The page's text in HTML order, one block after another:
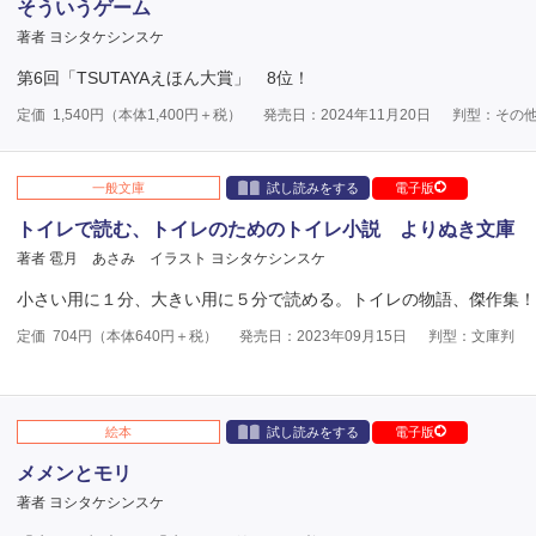
そういうゲーム
著者 ヨシタケシンスケ
第6回「TSUTAYAえほん大賞」 8位！
定価 1,540円（本体1,400円＋税） 発売日：2024年11月20日 判型：その
一般文庫 試し読みをする 電子版
トイレで読む、トイレのためのトイレ小説 よりぬき文庫
著者 雹月 あさみ イラスト ヨシタケシンスケ
小さい用に１分、大きい用に５分で読める。トイレの物語、傑作集！
定価 704円（本体640円＋税） 発売日：2023年09月15日 判型：文庫判
絵本 試し読みをする 電子版
メメンとモリ
著者 ヨシタケシンスケ